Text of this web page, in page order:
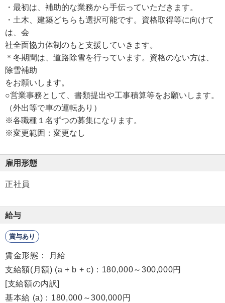
・最初は、補助的な業務から手伝っていただきます。
・土木、建築どちらも選択可能です。資格取得等に向けて
は、会
社全面協力体制のもと支援していきます。
＊冬期間は、道路除雪を行っています。資格のない方は、
除雪補助
をお願いします。
○営業事務として、書類提出や工事積算等をお願いします。
（外出等で車の運転あり）
※各職種１名ずつの募集になります。
※変更範囲：変更なし
雇用形態
正社員
給与
賞与あり
賃金形態： 月給
支給額(月額) (a + b + c)：180,000～300,000円
[支給額の内訳]
基本給 (a)：180,000～300,000円